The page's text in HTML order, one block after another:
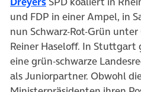
und FDP in einer Ampel, in
nun Schwarz-Rot-Grün
Reiner Haseloff. In Stuttgart
eine grün-schwarze
als Juniorpartner. Obwohl